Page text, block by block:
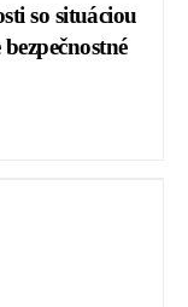
so situáciou